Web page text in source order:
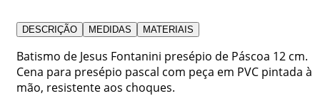
DESCRIÇÃO MEDIDAS MATERIAIS
Batismo de Jesus Fontanini presépio de Páscoa 12 cm.
Cena para presépio pascal com peça em PVC pintada à
mão, resistente aos choques.